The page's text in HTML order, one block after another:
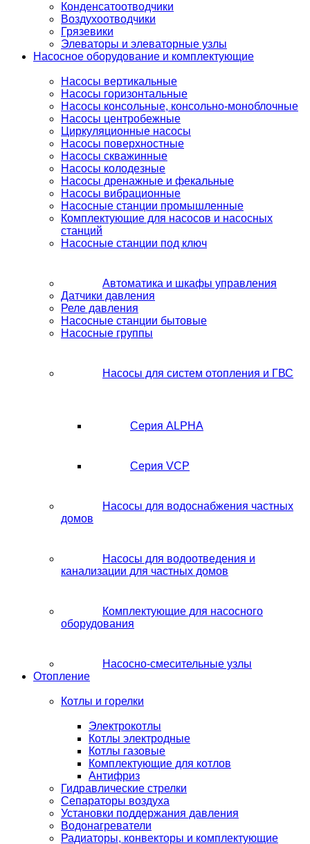
Конденсатоотводчики
Воздухоотводчики
Грязевики
Элеваторы и элеваторные узлы
Насосное оборудование и комплектующие
Насосы вертикальные
Насосы горизонтальные
Насосы консольные, консольно-моноблочные
Насосы центробежные
Циркуляционные насосы
Насосы поверхностные
Насосы скважинные
Насосы колодезные
Насосы дренажные и фекальные
Насосы вибрационные
Насосные станции промышленные
Комплектующие для насосов и насосных
станций
Насосные станции под ключ
Автоматика и шкафы управления
Датчики давления
Реле давления
Насосные станции бытовые
Насосные группы
Насосы для систем отопления и ГВС
Серия ALPHA
Серия VCP
Насосы для водоснабжения частных
домов
Насосы для водоотведения и
канализации для частных домов
Комплектующие для насосного
оборудования
Насосно-смесительные узлы
Отопление
Котлы и горелки
Электрокотлы
Котлы электродные
Котлы газовые
Комплектующие для котлов
Антифриз
Гидравлические стрелки
Сепараторы воздуха
Установки поддержания давления
Водонагреватели
Радиаторы, конвекторы и комплектующие